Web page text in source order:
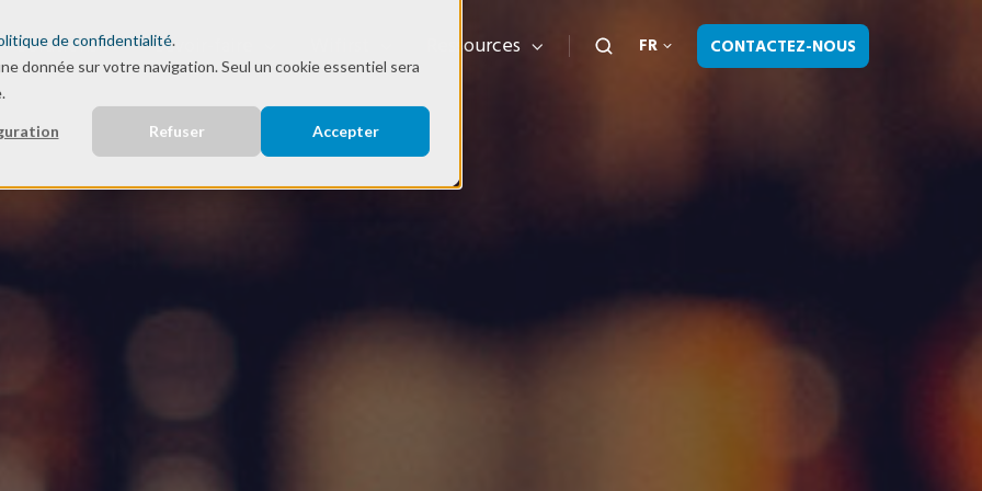
de confidentialité.
donnée sur votre navigation. Seul un cookie essentiel sera
Refuser Accepter
Solutions Savoir-faire Ressources FR CONTACTEZ-NOUS